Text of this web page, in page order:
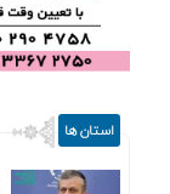
استان ها